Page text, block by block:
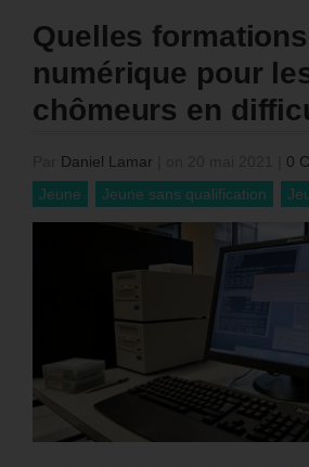
Quelles
numérique pour
chômeurs en
Daniel Lamar
0
Jeune
Jeune sans qualification